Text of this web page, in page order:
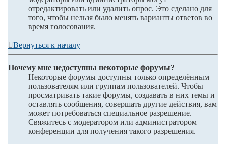
отредактировать или удалить опрос. Это сделано для
того, чтобы нельзя было менять варианты ответов во
время голосования.
Вернуться к началу
Почему мне недоступны некоторые форумы?
Некоторые форумы доступны только определённым
пользователям или группам пользователей. Чтобы
просматривать такие форумы, создавать в них темы и
оставлять сообщения, совершать другие действия, вам
может потребоваться специальное разрешение.
Свяжитесь с модератором или администратором
конференции для получения такого разрешения.